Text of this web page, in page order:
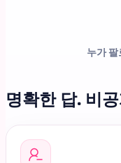
누가 팔
명확한 답. 비